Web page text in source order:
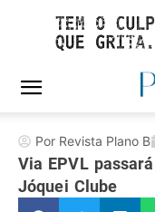
Por Revista Plano B
Via EPVL
Jóquei Clube